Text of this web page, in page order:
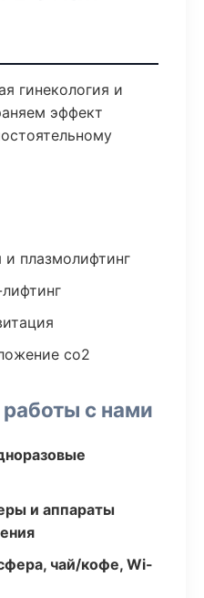
гинекология и
эффект
и плазмолифтинг
co2
с нами
и аппараты
чай/кофе, Wi-